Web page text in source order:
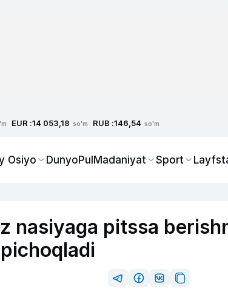
EUR :14 053,18 so'm RUB :146,54 so'm
Osiyo DunyoPulMadaniyat Sport
nasiyaga pitssa